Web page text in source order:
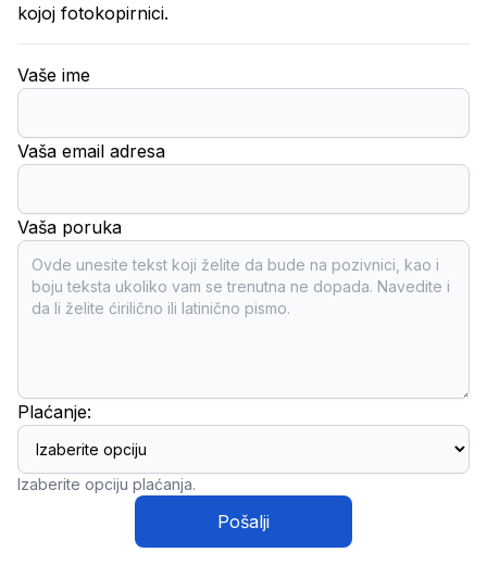
kojoj fotokopirnici.
Vaše ime
Vaša email adresa
Vaša poruka
Plaćanje:
Izaberite opciju plaćanja.
Pošalji